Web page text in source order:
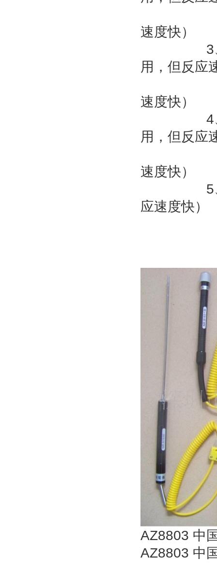
速度快）
3
用，但反应
速度快）
4
用，但反应
速度快）
5
应速度快）
AZ8803 中
AZ8803 中